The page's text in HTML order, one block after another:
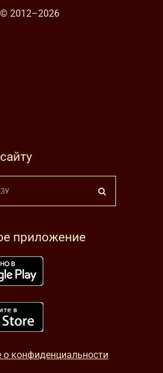
© 2012–2026
приложение
конфиденциальности